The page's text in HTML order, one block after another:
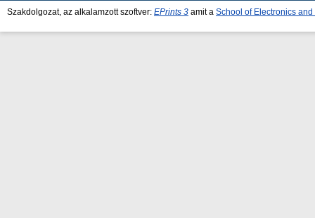
Szakdolgozat, az alkalamzott szoftver: EPrints 3 amit a School of Electronics